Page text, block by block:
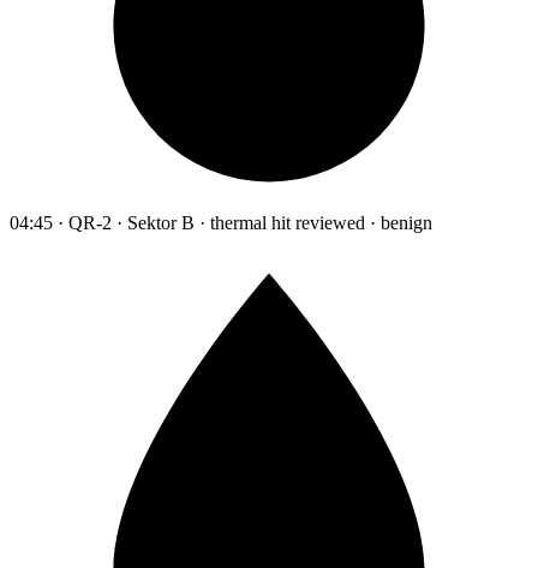
04:45 · QR-2 · Sektor B · thermal hit reviewed · benign